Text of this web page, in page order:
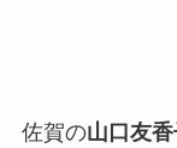
佐賀の山口友